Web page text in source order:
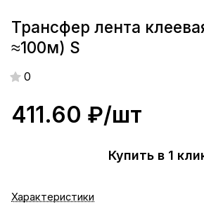
Трансфер лента
≈100м) S
0
411.60 ₽/шт
Купить в 1
Характеристики